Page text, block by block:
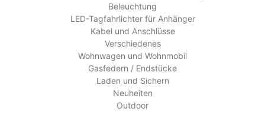
Beleuchtung
LED-Tagfahrlichter für Anhänger
Kabel und Anschlüsse
Verschiedenes
Wohnwagen und Wohnmobil
Gasfedern / Endstücke
Laden und Sichern
Neuheiten
Outdoor